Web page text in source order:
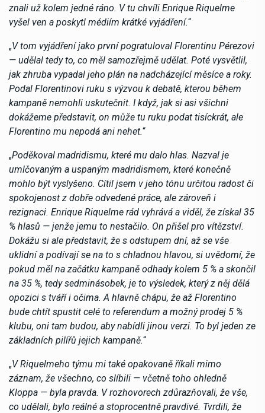
znali už kolem jedné ráno. V tu chvíli Enrique Riquelme
vyšel ven a poskytl médiím krátké vyjádření.“
„V tom vyjádření jako první pogratuloval Florentinu Pérezovi
— udělal tedy to, co měl samozřejmě udělat. Poté vysvětlil,
jak zhruba vypadal jeho plán na nadcházející měsíce a roky.
Podal Florentinovi ruku s výzvou k debatě, kterou během
kampaně nemohli uskutečnit. I když, jak si asi všichni
dokážeme představit, on může tu ruku podat tisíckrát, ale
Florentino mu nepodá ani nehet.“
„Poděkoval madridismu, které mu dalo hlas. Nazval je
umlčovaným a uspaným madridismem, které konečně
mohlo být vyslyšeno. Cítil jsem v jeho tónu určitou radost či
spokojenost z dobře odvedené práce, ale zároveň i
rezignaci. Enrique Riquelme rád vyhrává a viděl, že získal 35
% hlasů — jenže jemu to nestačilo. On přišel pro vítězství.
Dokážu si ale představit, že s odstupem dní, až se vše
uklidní a podívají se na to s chladnou hlavou, si uvědomí, že
pokud měl na začátku kampaně odhady kolem 5 % a skončil
na 35 %, tedy sedminásobek, je to výsledek, který z něj dělá
opozici s tváří i očima. A hlavně chápu, že až Florentino
bude chtít spustit celé to referendum a možný prodej 5 %
klubu, oni tam budou, aby nabídli jinou verzi. To byl jeden ze
základních pilířů jejich kampaně.“
„V Riquelmeho týmu mi také opakovaně říkali mimo
záznam, že všechno, co slíbili — včetně toho ohledně
Kloppa — byla pravda. V rozhovorech zdůrazňovali, že vše,
co udělali, bylo reálné a stoprocentně pravdivé. Tvrdili, že